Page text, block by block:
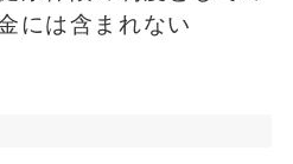
には含まれない